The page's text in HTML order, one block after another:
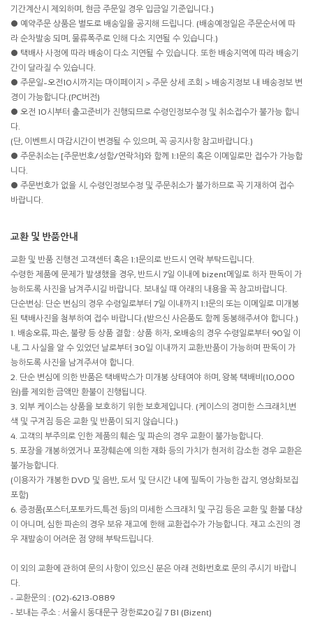
기간계산시 제외하며, 현금 주문일 경우 입금일 기준입니다.)
● 예약주문 상품은 별도로 배송일을 공지해 드립니다. (배송예정일은 주문순서에 따
라 순차발송 되며, 물류폭주로 인해 다소 지연될 수 있습니다.)
● 택배사 사정에 따라 배송이 다소 지연될 수 있습니다. 또한 배송지역에 따라 배송기
간이 달라질 수 있습니다.
● 주문일~오전10시까지는 마이페이지 > 주문 상세 조회 > 배송지정보 내 배송정보 변
경이 가능합니다.(PC버전)
● 오전 10시부터 출고준비가 진행되므로 수령인정보수정 및 취소접수가 불가능 합니
다.
(단, 이벤트시 마감시간이 변경될 수 있으며, 꼭 공지사항 참고바랍니다.)
● 주문취소는 [주문번호/성함/연락처]와 함께 1:1문의 혹은 이메일로만 접수가 가능합
니다.
● 주문번호가 없을 시, 수령인정보수정 및 주문취소가 불가하므로 꼭 기재하여 접수
바랍니다.
교환 및 반품안내
교환 및 반품 진행전 고객센터 혹은 1:1문의로 반드시 연락 부탁드립니다.
수령한 제품에 문제가 발생했을 경우, 반드시 7일 이내에 bizent메일로 하자 판독이 가
능하도록 사진을 남겨주시길 바랍니다. 보내실 때 아래의 내용을 꼭 참고바랍니다.
단순변심: 단순 변심의 경우 수령일로부터 7일 이내까지 1:1문의 또는 이메일로 미개봉
된 택배사진을 첨부하여 접수 바랍니다.(받으신 사은품도 함께 동봉해주셔야 합니다.)
1. 배송오류, 파손, 불량 등 상품 결함 : 상품 하자, 오배송의 경우 수령일로부터 90일 이
내, 그 사실을 알 수 있었던 날로부터 30일 이내까지 교환,반품이 가능하며 판독이 가
능하도록 사진을 남겨주셔야 합니다.
2. 단순 변심에 의한 반품은 택배박스가 미개봉 상태여야 하며, 왕복 택배비(10,000
원)를 제외한 금액만 환불이 진행됩니다.
3. 외부 케이스는 상품을 보호하기 위한 보호제입니다. (케이스의 경미한 스크래치,변
색 및 구겨짐 등은 교환 및 반품이 되지 않습니다.)
4. 고객의 부주의로 인한 제품의 훼손 및 파손의 경우 교환이 불가능합니다.
5. 포장을 개봉하였거나 포장훼손에 의한 재화 등의 가치가 현저히 감소한 경우 교환은
불가능합니다.
(이용자가 개봉한 DVD 및 음반, 도서 및 단시간 내에 필독이 가능한 잡지, 영상화보집
포함)
6. 증정품(포스터,포토카드,특전 등)의 미세한 스크래치 및 구김 등은 교환 및 환불 대상
이 아니며, 심한 파손의 경우 보유 재고에 한해 교환접수가 가능합니다. 재고 소진의 경
우 재발송이 어려운 점 양해 부탁드립니다.
이 외의 교환에 관하여 문의 사항이 있으신 분은 아래 전화번호로 문의 주시기 바랍니
다.
- 교환문의 : (02)-6213-0889
- 보내는 주소 : 서울시 동대문구 장한로20길 7 B1 (Bizent)